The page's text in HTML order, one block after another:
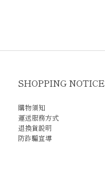
SHOPPING NOTICE
購物須知
運送服務方式
退換貨說明
防詐騙宣導